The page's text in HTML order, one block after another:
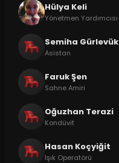
Hülya Keli
Yönetmen Yardımcısı
Semiha Gürlevük
Asistan
Faruk Şen
Sahne Amiri
Oğuzhan Terazi
Kondüvit
Hasan Koçyiğit
Işık Operatörü